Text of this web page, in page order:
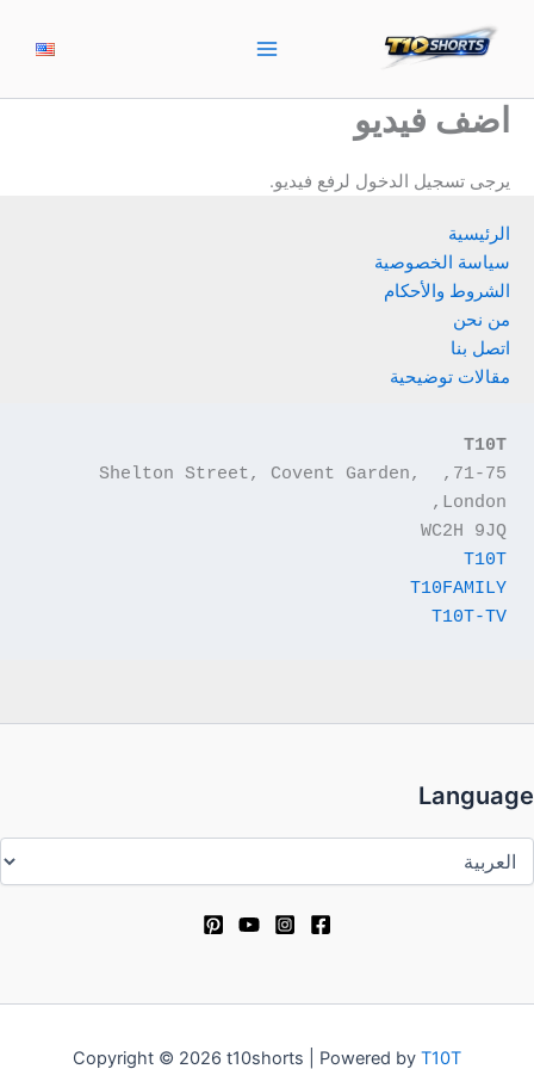
اضف فيديو
يرجى تسجيل الدخول لرفع فيديو.
الرئيسية
سياسة الخصوصية
الشروط والأحكام
من نحن
اتصل بنا
مقالات توضيحية
T10T
71-75, Shelton Street, Covent Garden,
London,
WC2H 9JQ
T10T
T10FAMILY
T10T-TV
Language
Copyright © 2026 t10shorts | Powered by T10T